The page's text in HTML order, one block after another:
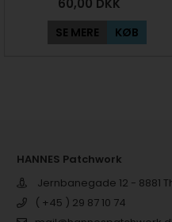
60,00 DKK
SE MERE KØB
HANNES Patchwork
Jernbanegade 12 - 8881
( +45 ) 29 87 10 74